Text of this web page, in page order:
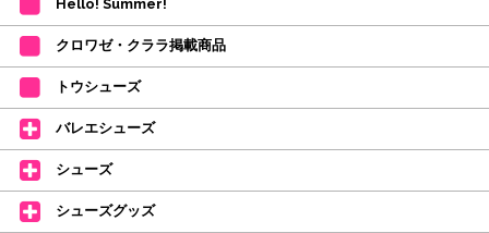
ご注文商品が在庫切れの場合は、上記お目安の頃にご連絡させていただき
カード決済をされたお客様は決済金額の変更をさせていただきます。
【ミルバ×たけいみき】オリジナルタオルが新登場!
レッスンのお供にはもちろん、毎日の持ち歩きやギフトにもぴったりのミル
バオリジナルタオルです。
たけいみきさんが描く「夢かわいい」バレエイラストが、そのままタオルに
なりました。
デラロミラノ2026コレクションの販売を開始しました☆
Hello! Summer!
クロワゼ・クララ掲載商品
トウシューズ
バレエシューズ
シューズ
シューズグッズ